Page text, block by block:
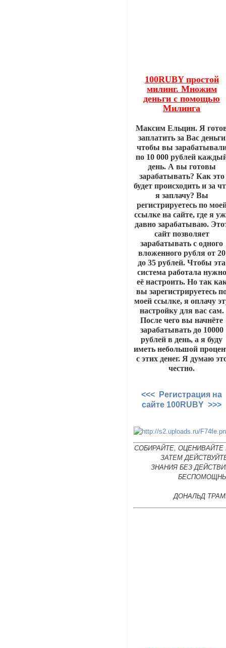
100RUBY простой
милинг. Множим
деньги с помощью
Милинга
Максим Ельцин. Я
заплатить за Вас деньги
чтобы вы
по 10 000 рублей
день. А вы готовы
зарабатывать? Как это
будет происходить и за
я заплачу? Вы
регистрируетесь по
ссылке на сайте, где я
давно зарабатываю.
сайт позволяет
зарабатывать с одного
вложенного рубля от 20
до 35 рублей. Чтобы эта
система работала нужно
её настроить. Но так
вы зарегистрируетесь
моей ссылке, я оплачу
настройку для вас сам.
После чего вы начнёте
зарабатывать до 10000
рублей в день, а я буду
иметь небольшой
с этих денег. Я думаю
честно.
<<< Регистрация на
сайте 100RUBY >>>
СОБИРАЙТЕ, ОЦЕНИВАЙТЕ
ЗАТЕМ
ЗНАНИЯ БЕЗ
ДОНАЛЬД